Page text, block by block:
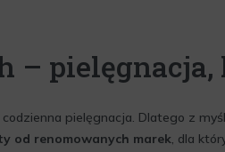
–
pielęgnacja. Dlatego z
od renomowanych marek, dla